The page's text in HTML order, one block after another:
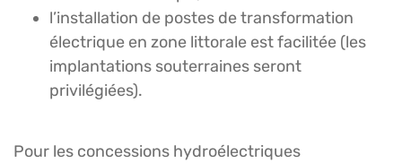
l’installation de postes de transformation
électrique en zone littorale est facilitée (les
implantations souterraines seront
privilégiées).
Pour les concessions hydroélectriques